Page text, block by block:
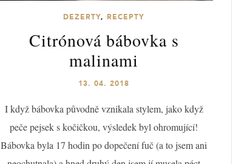
DEZERTY, RECEPTY
Citrónová bábovka s
malinami
13. 04. 2018
I když bábovka původně vznikala stylem, jako když
peče pejsek s kočičkou, výsledek byl ohromující!
Bábovka byla 17 hodin po dopečení fuč (a to jsem ani